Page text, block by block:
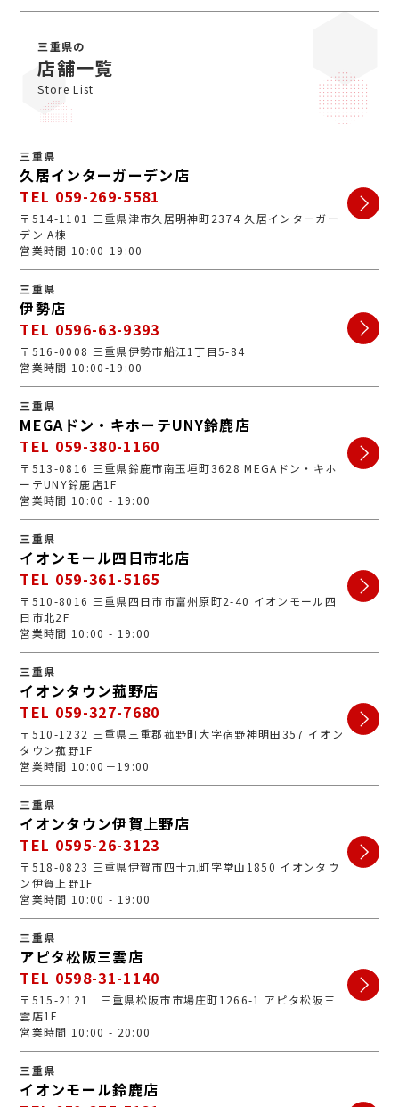
三重県の
店舗一覧
Store List
三重県
久居インターガーデン店
TEL 059-269-5581
〒514-1101 三重県津市久居明神町2374 久居インターガー
デン A棟
営業時間 10:00-19:00
三重県
伊勢店
TEL 0596-63-9393
〒516-0008 三重県伊勢市船江1丁目5-84
営業時間 10:00-19:00
三重県
MEGAドン・キホーテUNY鈴鹿店
TEL 059-380-1160
〒513-0816 三重県鈴鹿市南玉垣町3628 MEGAドン・キホ
ーテUNY鈴鹿店1F
営業時間 10:00 - 19:00
三重県
イオンモール四日市北店
TEL 059-361-5165
〒510-8016 三重県四日市市富州原町2-40 イオンモール四
日市北2F
営業時間 10:00 - 19:00
三重県
イオンタウン菰野店
TEL 059-327-7680
〒510-1232 三重県三重郡菰野町大字宿野神明田357 イオン
タウン菰野1F
営業時間 10:00－19:00
三重県
イオンタウン伊賀上野店
TEL 0595-26-3123
〒518-0823 三重県伊賀市四十九町字堂山1850 イオンタウ
ン伊賀上野1F
営業時間 10:00 - 19:00
三重県
アピタ松阪三雲店
TEL 0598-31-1140
〒515-2121 三重県松阪市市場庄町1266-1 アピタ松阪三
雲店1F
営業時間 10:00 - 20:00
三重県
イオンモール鈴鹿店